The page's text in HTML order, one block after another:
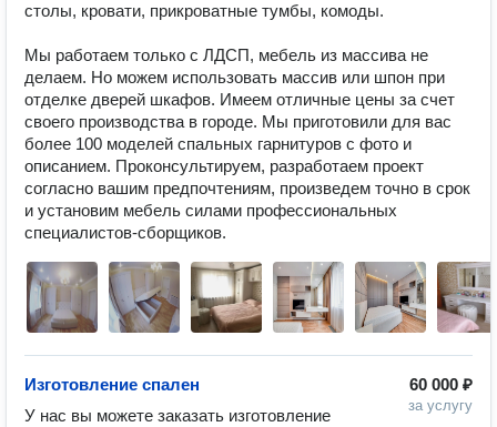
столы, кровати, прикроватные тумбы, комоды.
Мы работаем только с ЛДСП, мебель из массива не
делаем. Но можем использовать массив или шпон при
отделке дверей шкафов. Имеем отличные цены за счет
своего производства в городе. Мы приготовили для вас
более 100 моделей спальных гарнитуров с фото и
описанием. Проконсультируем, разработаем проект
согласно вашим предпочтениям, произведем точно в срок
и установим мебель силами профессиональных
60 000 ₽
за услугу
Изготовление спален
У нас вы можете заказать изготовление